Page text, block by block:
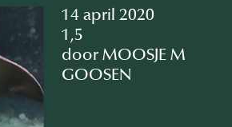
14 april 2020
1,5
door MOOSJE M
GOOSEN